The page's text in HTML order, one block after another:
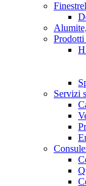
Prodotti
Servizi